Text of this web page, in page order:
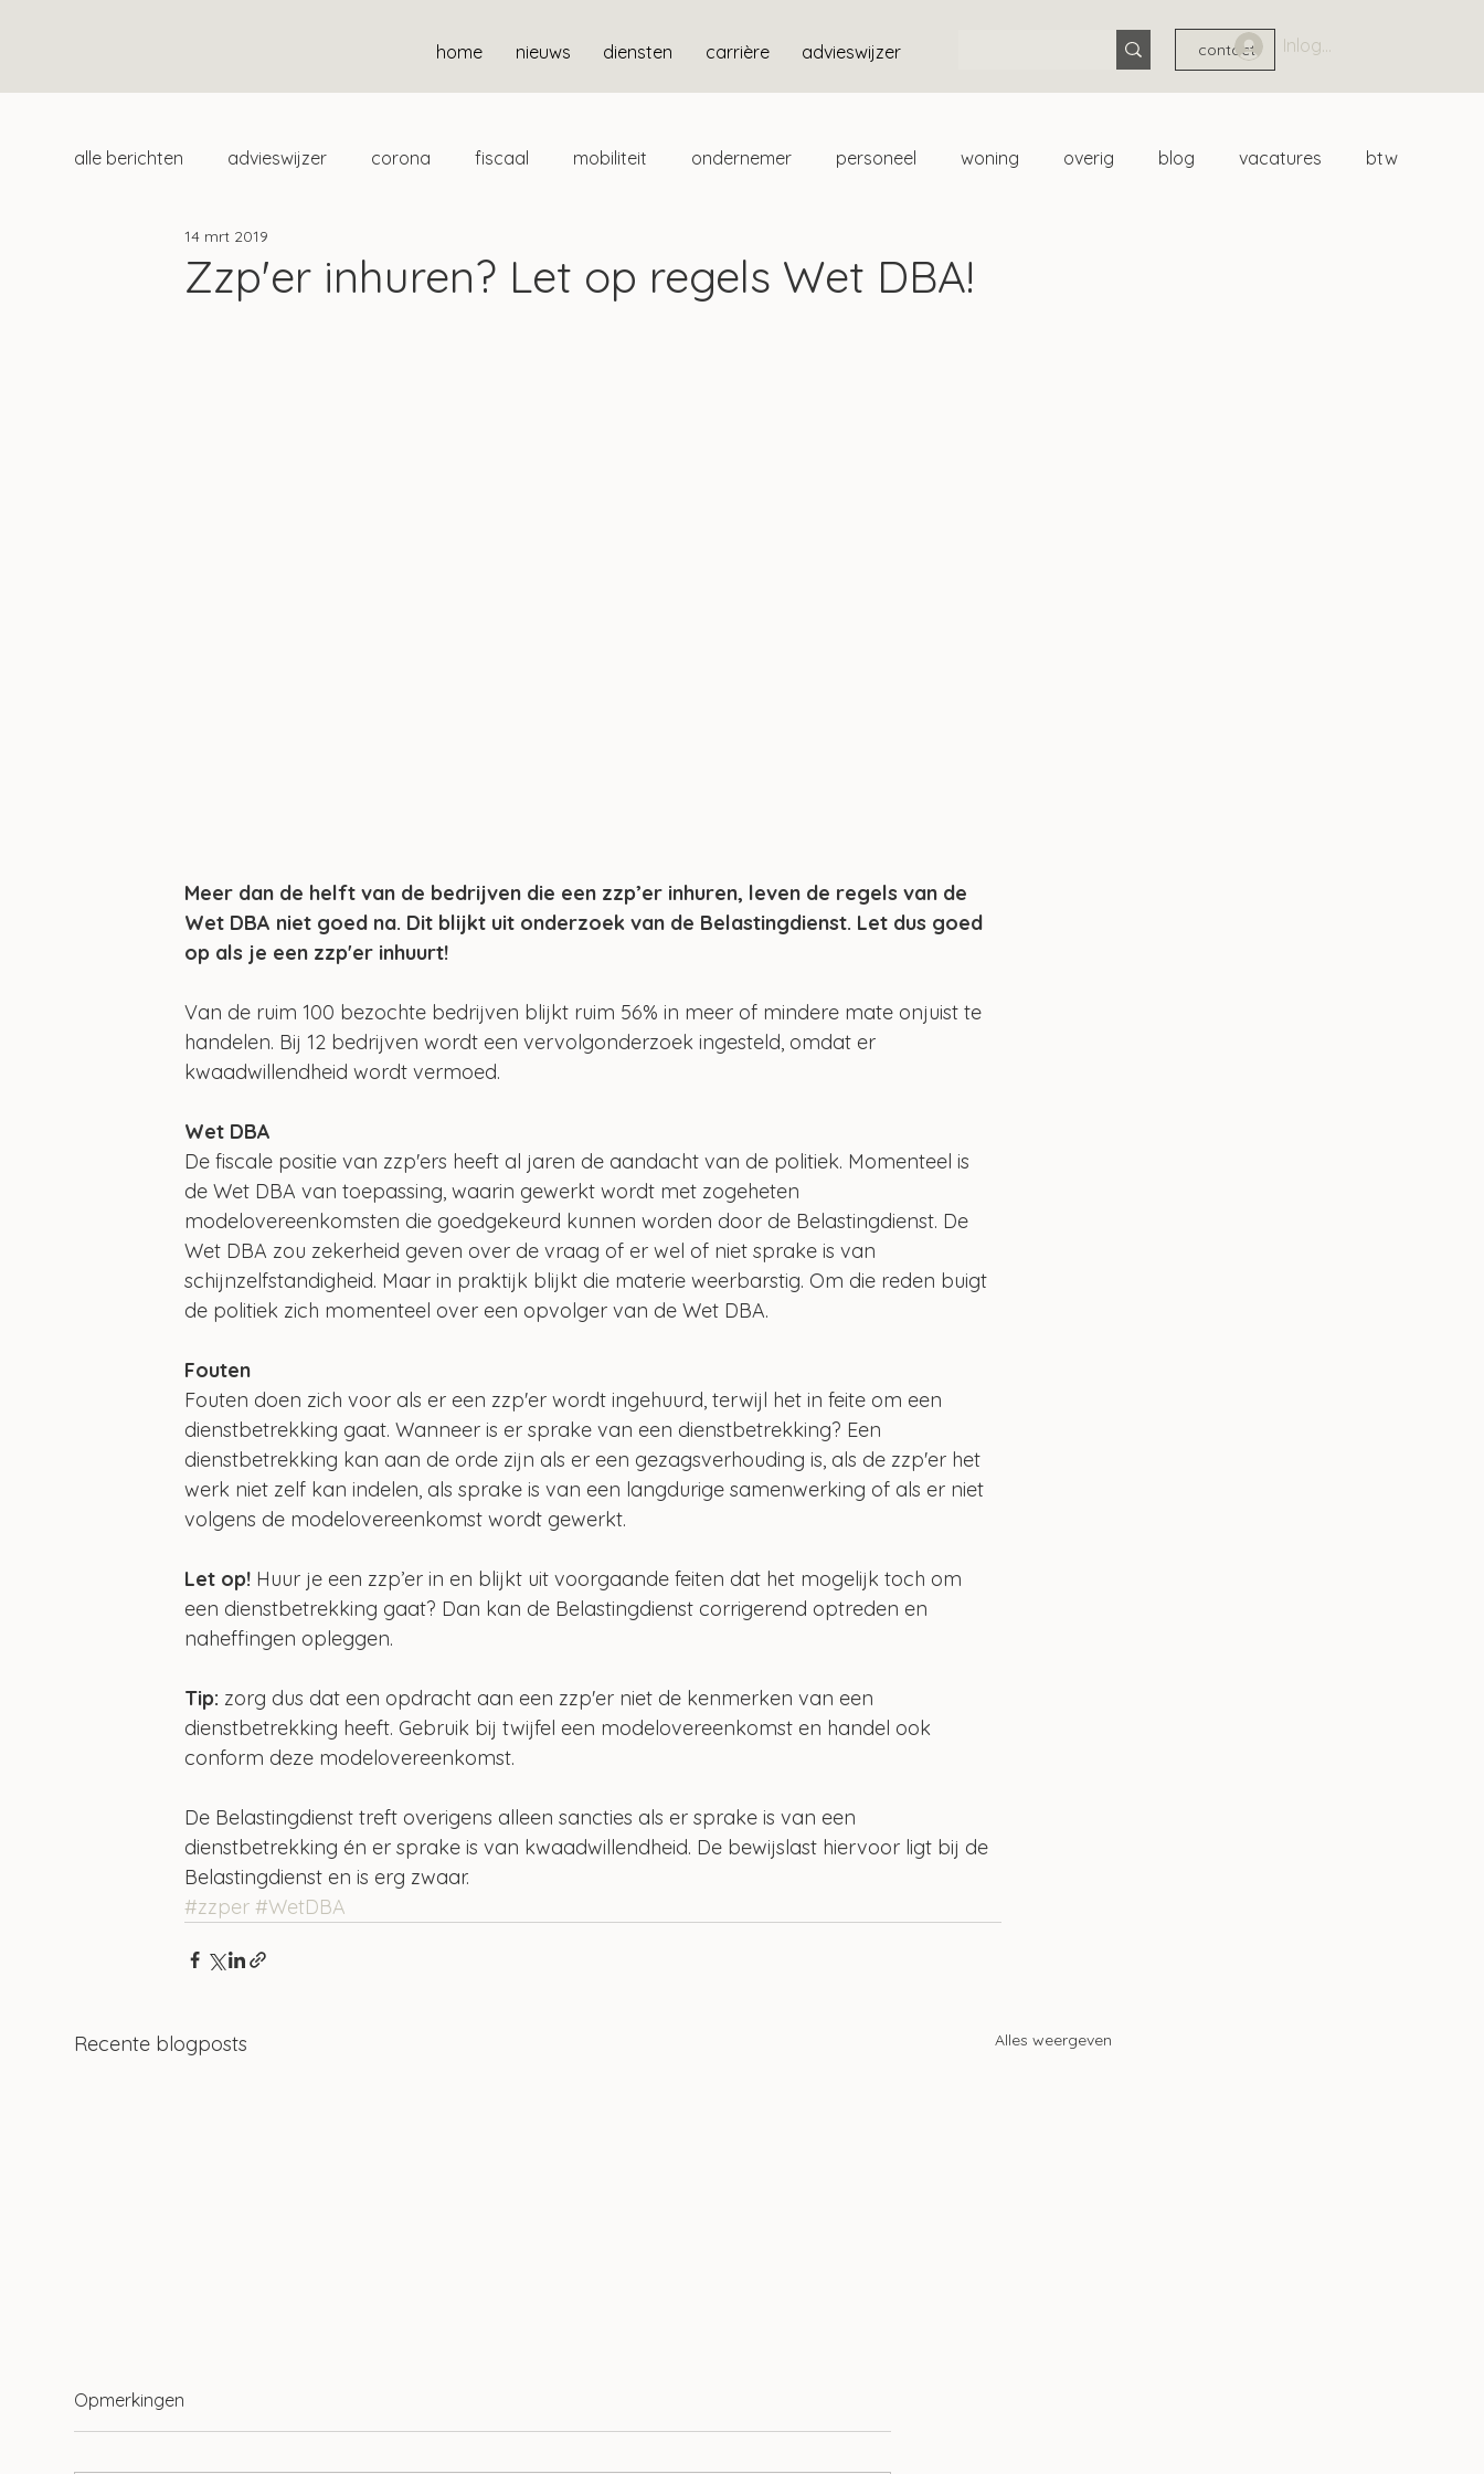
contact
home nieuws diensten carrière advieswijzer Inloggen
alle berichten advieswijzer corona fiscaal mobiliteit ondernemer personeel woning overig blog vacatures btw
duurzaam home
Zzp'er inhuren? Let op regels Wet DBA!
14 mrt 2019
Meer dan de helft van de bedrijven die een zzp’er inhuren, leven de regels van de
Wet DBA niet goed na. Dit blijkt uit onderzoek van de Belastingdienst. Let dus goed
op als je een zzp'er inhuurt!
Van de ruim 100 bezochte bedrijven blijkt ruim 56% in meer of mindere mate onjuist te
handelen. Bij 12 bedrijven wordt een vervolgonderzoek ingesteld, omdat er
kwaadwillendheid wordt vermoed.
Wet DBA
De fiscale positie van zzp'ers heeft al jaren de aandacht van de politiek. Momenteel is
de Wet DBA van toepassing, waarin gewerkt wordt met zogeheten
modelovereenkomsten die goedgekeurd kunnen worden door de Belastingdienst. De
Wet DBA zou zekerheid geven over de vraag of er wel of niet sprake is van
schijnzelfstandigheid. Maar in praktijk blijkt die materie weerbarstig. Om die reden buigt
de politiek zich momenteel over een opvolger van de Wet DBA.
Fouten
Fouten doen zich voor als er een zzp'er wordt ingehuurd, terwijl het in feite om een
dienstbetrekking gaat. Wanneer is er sprake van een dienstbetrekking? Een
dienstbetrekking kan aan de orde zijn als er een gezagsverhouding is, als de zzp'er het
werk niet zelf kan indelen, als sprake is van een langdurige samenwerking of als er niet
volgens de modelovereenkomst wordt gewerkt.
Let op! Huur je een zzp’er in en blijkt uit voorgaande feiten dat het mogelijk toch om
een dienstbetrekking gaat? Dan kan de Belastingdienst corrigerend optreden en
naheffingen opleggen.
Tip: zorg dus dat een opdracht aan een zzp'er niet de kenmerken van een
dienstbetrekking heeft. Gebruik bij twijfel een modelovereenkomst en handel ook
conform deze modelovereenkomst.
De Belastingdienst treft overigens alleen sancties als er sprake is van een
dienstbetrekking én er sprake is van kwaadwillendheid. De bewijslast hiervoor ligt bij de
Belastingdienst en is erg zwaar.
#zzper #WetDBA
Recente blogposts Alles weergeven
Opmerkingen